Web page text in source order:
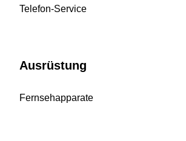
Telefon-Service
Ausrüstung
Fernsehapparate